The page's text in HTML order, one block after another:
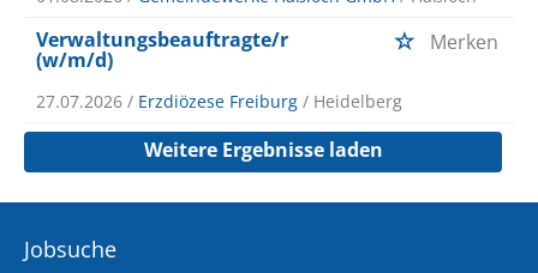
Verwaltungsbeauftragte/r
(w/m/d)
Merken
27.07.2026 / Erzdiözese Freiburg / Heidelberg
Weitere Ergebnisse laden
Jobsuche